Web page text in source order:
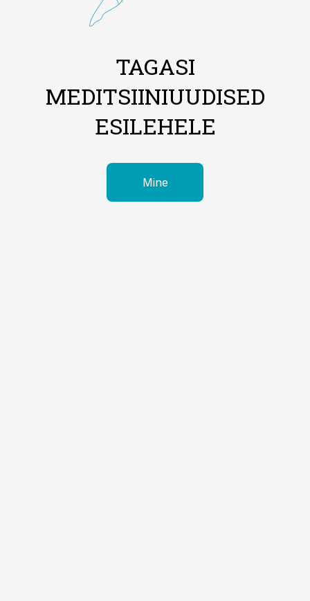
TAGASI
MEDITSIINIUUDISED
ESILEHELE
Mine